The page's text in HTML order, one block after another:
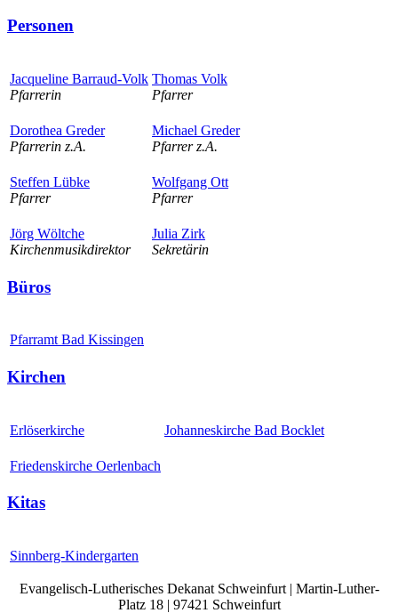
Personen
Jacqueline Barraud-Volk
Pfarrerin
Thomas Volk
Pfarrer
Dorothea Greder
Pfarrerin z.A.
Michael Greder
Pfarrer z.A.
Steffen Lübke
Pfarrer
Wolfgang Ott
Pfarrer
Jörg Wöltche
Kirchenmusikdirektor
Julia Zirk
Sekretärin
Büros
Pfarramt Bad Kissingen
Kirchen
Erlöserkirche Johanneskirche Bad Bocklet
Friedenskirche Oerlenbach
Kitas
Sinnberg-Kindergarten
Evangelisch-Lutherisches Dekanat Schweinfurt | Martin-Luther-
Platz 18 | 97421 Schweinfurt